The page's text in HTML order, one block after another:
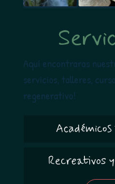
Ver
Recreativos
Aquí encontraras
servicios, talleres,
regenerativo!